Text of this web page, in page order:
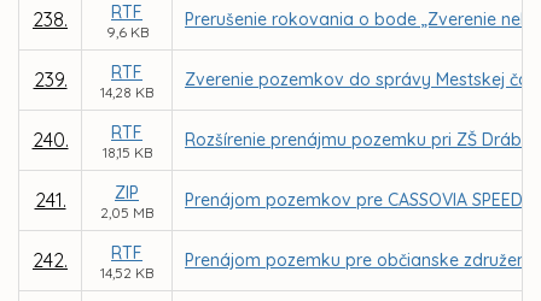
238. RTF
9,6 KB
Prerušenie rokovania o bode „Zverenie
239. RTF
14,28 KB
Zverenie pozemkov do správy Mestskej
240. RTF
18,15 KB
Rozšírenie prenájmu pozemku pri ZŠ
241. ZIP
2,05 MB
Prenájom pozemkov pre CASSOVIA
242. RTF
14,52 KB
Prenájom pozemku pre občianske